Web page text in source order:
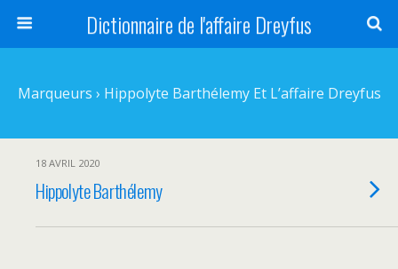
Dictionnaire de l'affaire Dreyfus
Marqueurs › Hippolyte Barthélemy Et L’affaire Dreyfus
18 AVRIL 2020
Hippolyte Barthélemy